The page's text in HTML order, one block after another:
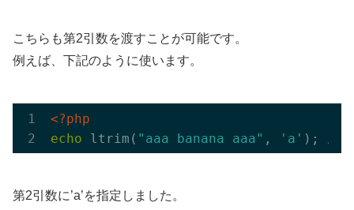
こちらも第2引数を渡すことが可能です。
例えば、下記のように使います。
<?php
echo ltrim( "aaa banana aaa" , 'a' );
第2引数に’a’を指定しました。